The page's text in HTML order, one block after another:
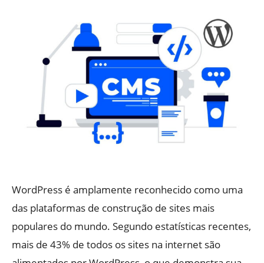
WordPress é amplamente reconhecido como uma
das plataformas de construção de sites mais
populares do mundo. Segundo estatísticas recentes,
mais de 43% de todos os sites na internet são